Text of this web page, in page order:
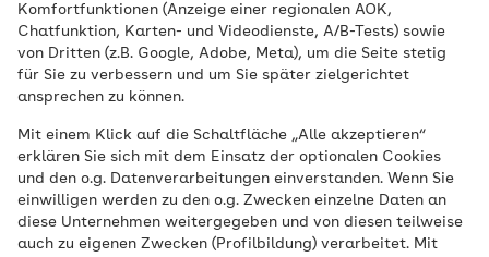
Komfortfunktionen (Anzeige einer regionalen AOK,
Chatfunktion, Karten- und Videodienste, A/B-Tests) sowie
von Dritten (z.B. Google, Adobe, Meta), um die Seite stetig
für Sie zu verbessern und um Sie später zielgerichtet
ansprechen zu können.
Mit einem Klick auf die Schaltfläche „Alle akzeptieren“
erklären Sie sich mit dem Einsatz der optionalen Cookies
und den o.g. Datenverarbeitungen einverstanden. Wenn Sie
einwilligen werden zu den o.g. Zwecken einzelne Daten an
diese Unternehmen weitergegeben und von diesen teilweise
auch zu eigenen Zwecken (Profilbildung) verarbeitet. Mit
Meine Daten
Vorname*
Name*